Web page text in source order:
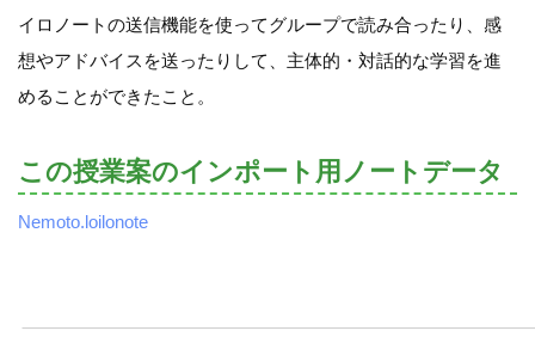
イロノートの送信機能を使ってグループで読み合ったり、感
想やアドバイスを送ったりして、主体的・対話的な学習を進
めることができたこと。
この授業案のインポート用ノートデータ
Nemoto.loilonote